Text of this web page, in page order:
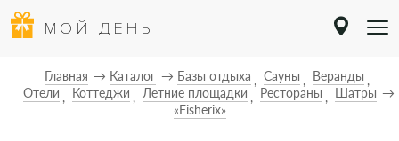
МОЙ ДЕНЬ
Главная Каталог Базы отдыха Сауны
Веранды
Отели
Коттеджи Летние площадки Рестораны
Шатры
«Fisherix»